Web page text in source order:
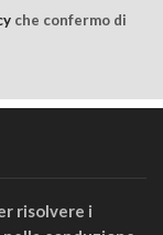
che confermo di
risolvere i